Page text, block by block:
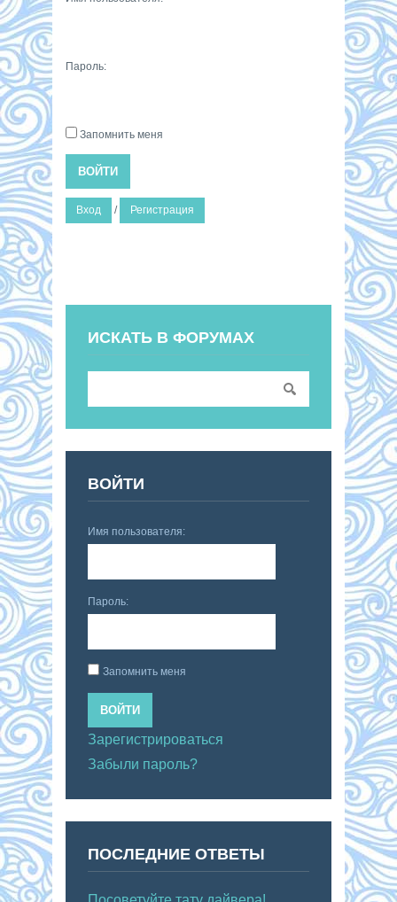
Пароль:
Запомнить меня
ВОЙТИ
Вход / Регистрация
ИСКАТЬ В ФОРУМАХ
ВОЙТИ
Имя пользователя:
Пароль:
Запомнить меня
ВОЙТИ
Зарегистрироваться
Забыли пароль?
ПОСЛЕДНИЕ ОТВЕТЫ